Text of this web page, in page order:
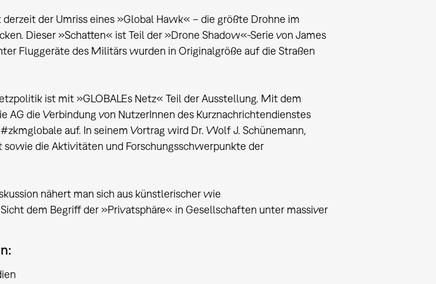
der Umriss eines »Global Hawk« – die größte Drohne im
Dieser »Schatten« ist Teil der »Drone Shadow«-Serie von James
Fluggeräte des Militärs wurden in Originalgröße auf die Straßen
ist mit »GLOBALEs Netz« Teil der Ausstellung. Mit dem
AG die Verbindung von NutzerInnen des Kurznachrichtendienstes
auf. In seinem Vortrag wird Dr. Wolf J. Schünemann,
sowie die Aktivitäten und Forschungsschwerpunkte der
nähert man sich aus künstlerischer wie
dem Begriff der »Privatsphäre« in Gesellschaften unter massiver